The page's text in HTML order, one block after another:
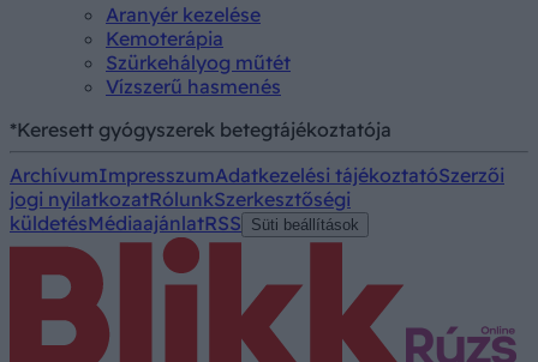
Aranyér kezelése
Kemoterápia
Szürkehályog műtét
Vízszerű hasmenés
*Keresett gyógyszerek betegtájékoztatója
ArchívumImpresszumAdatkezelési tájékoztatóSzerzői
jogi nyilatkozatRólunkSzerkesztőségi
küldetésMédiaajánlatRSS Süti beállítások